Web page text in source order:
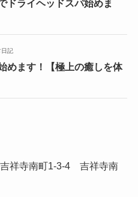
ドライヘッドスパ始めま
日記
めます！【極上の癒しを体
祥寺南町1-3-4 吉祥寺南